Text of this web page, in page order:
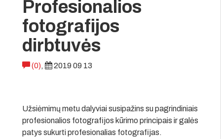
Profesionalios
fotografijos
dirbtuvės
(0), 2019 09 13
Užsiėmimų metu dalyviai susipažins su pagrindiniais
profesionalios fotografijos kūrimo principais ir galės
patys sukurti profesionalias fotografijas.